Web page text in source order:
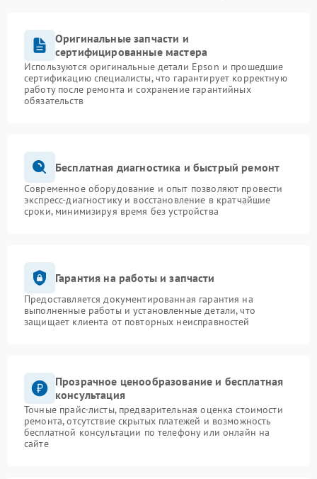
Оригинальные запчасти и
сертифицированные мастера
Используются оригинальные детали Epson и прошедшие
сертификацию специалисты, что гарантирует корректную
работу после ремонта и сохранение гарантийных
обязательств
Бесплатная диагностика и быстрый ремонт
Современное оборудование и опыт позволяют провести
экспресс-диагностику и восстановление в кратчайшие
сроки, минимизируя время без устройства
Гарантия на работы и запчасти
Предоставляется документированная гарантия на
выполненные работы и установленные детали, что
защищает клиента от повторных неисправностей
Прозрачное ценообразование и бесплатная
консультация
Точные прайс-листы, предварительная оценка стоимости
ремонта, отсутствие скрытых платежей и возможность
бесплатной консультации по телефону или онлайн на
сайте